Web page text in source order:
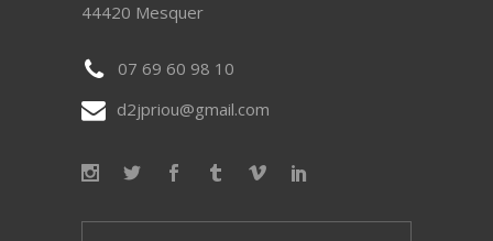
44420 Mesquer
07 69 60 98 10
d2jpriou@gmail.com